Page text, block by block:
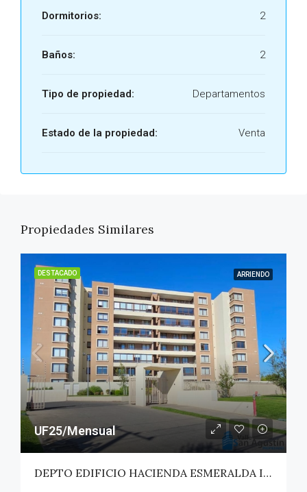
Dormitorios: 2
Baños: 2
Tipo de propiedad: Departamentos
Estado de la propiedad: Venta
Propiedades Similares
DESTACADO ARRIENDO
UF25/Mensual
DEPTO EDIFICIO HACIENDA ESMERALDA II – TALCA